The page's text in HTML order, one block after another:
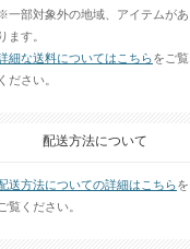
一部対象外の地域、アイテムがあ
ります。
細な送料についてはこちらをご覧
ください。
配送方法について
送方法についての詳細はこちらを
ご覧ください。